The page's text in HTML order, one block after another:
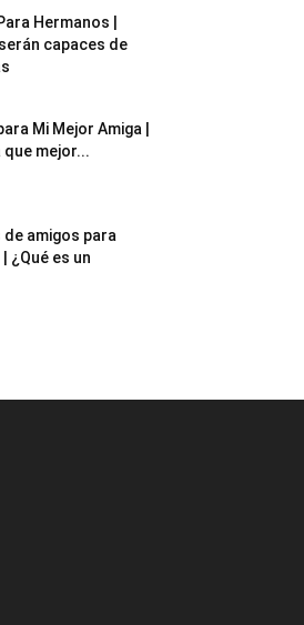
Hermanos |
capaces de
Mi Mejor Amiga |
que mejor...
de amigos para
¿Qué es un